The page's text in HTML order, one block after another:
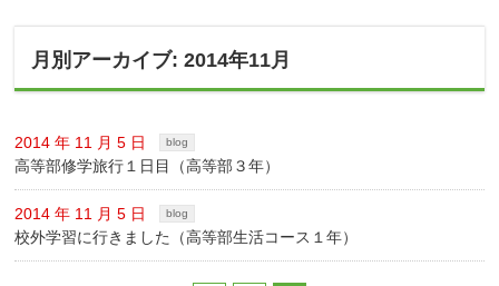
月別アーカイブ: 2014年11月
2014 年 11 月 5 日 blog
高等部修学旅行１日目（高等部３年）
2014 年 11 月 5 日 blog
校外学習に行きました（高等部生活コース１年）